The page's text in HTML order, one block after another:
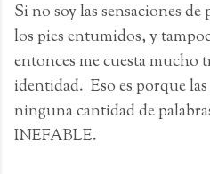
Si no soy las sensaciones
los pies entumidos, y
entonces me cuesta mucho
identidad. Eso es porque
ninguna cantidad de
INEFABLE.